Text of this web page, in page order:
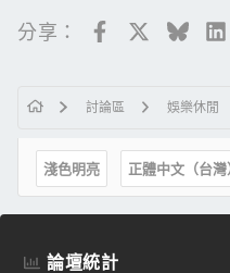
分享： Facebook
討論區 娛樂休閒
淺色明亮 正體中文（台灣
論壇統計